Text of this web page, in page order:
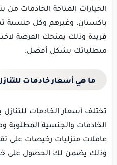
الخيارات المتاحة الخادمات من
باكستان، وغيرهم وكل جنسية
فريدة وذلك يمنحك الفرصة
متطلباتك بشكل أفضل.
ما هي أسعار خادمات
تختلف أسعار الخادمات
الخادمات والجنسية
عاملات منزليات رخيصات على
وذلك يضمن لك الحصول على